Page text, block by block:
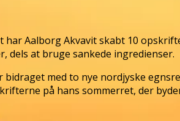
Aalborg Akvavit skabt 10
dels at bruge sankede ingredienser.
bidraget med to nye nordjyske
på hans sommerret, der